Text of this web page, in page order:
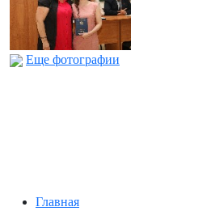
Еще фотографии
Главная